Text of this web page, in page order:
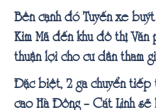
Bên cạnh đó Tuyến xe
Kim Mã đến khu đô thị
thuận lợi cho cư dân tham
Đặc biệt, 2 ga chuyển tiếp
cao Hà Đông – Cát Linh sẽ